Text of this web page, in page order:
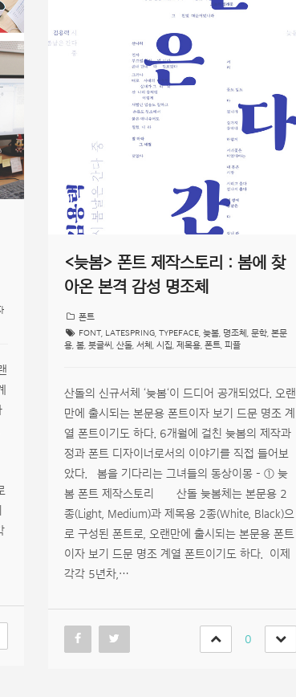
<늦봄> 폰트 제작스토리 : 봄에 찾
아온 본격 감성 명조체
폰트
FONT LATESPRING TYPEFACE 늦봄 명조체 문학 본문
용 봄 붓글씨 산돌 서체 시집 제목용 폰트 피플
산돌의 신규서체 ‘늦봄‘이 드디어 공개되었다. 오랜
만에 출시되는 본문용 폰트이자 보기 드문 명조 계
열 폰트이기도 하다. 6개월에 걸친 늦봄의 제작과
정과 폰트 디자이너로서의 이야기를 직접 들어보
았다. 봄을 기다리는 그녀들의 동상이몽 – ① 늦
봄 폰트 제작스토리 산돌 늦봄체는 본문용 2
종(Light, Medium)과 제목용 2종(White, Black)으
로 구성된 폰트로, 오랜만에 출시되는 본문용 폰트
이자 보기 드문 명조 계열 폰트이기도 하다. 이제
각각 5년차,…
0